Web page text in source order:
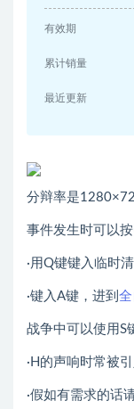
有效期
累计销量
最近更新
分辩率是
事件发生时可以
·用Q键键入临时
·键入A键，进到
战争中可以使用S
·H的声响时常被引
·假如有需求的话